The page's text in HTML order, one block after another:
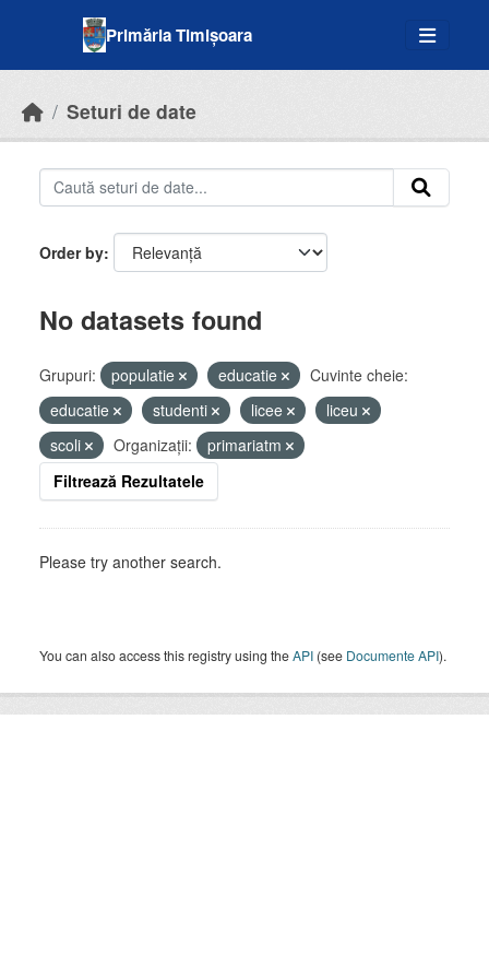
Primăria Timișoara
Seturi de date
Order by
No datasets found
Grupuri: populatie educatie
Cuvinte cheie:
educatie
studenti licee
liceu
scoli
Organizații:
primariatm
Filtrează Rezultatele
Please try another search.
You can also access this registry using theAPI (see Documente API).